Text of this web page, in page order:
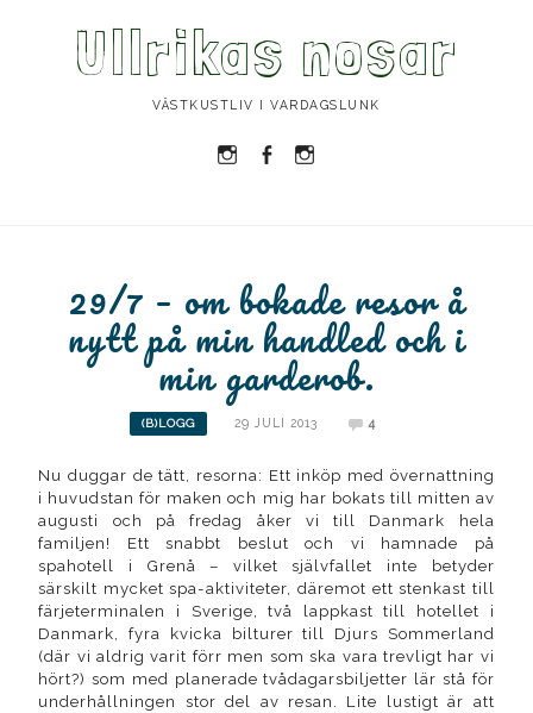
Ullrikas nosar
VÄSTKUSTLIV I VARDAGSLUNK
Instagram
Facebook
29/7 – om bokade resor å
nytt på min handled och i
min garderob.
(B)LOGG 29 JULI 2013 4
Nu duggar de tätt, resorna: Ett inköp med övernattning
i huvudstan för maken och mig har bokats till mitten av
augusti och på fredag åker vi till Danmark hela
familjen! Ett snabbt beslut och vi hamnade på
spahotell i Grenå – vilket självfallet inte betyder
särskilt mycket spa-aktiviteter, däremot ett stenkast till
färjeterminalen i Sverige, två lappkast till hotellet i
Danmark, fyra kvicka bilturer till Djurs Sommerland
(där vi aldrig varit förr men som ska vara trevligt har vi
hört?) som med planerade tvådagarsbiljetter lär stå för
underhållningen stor del av resan. Lite lustigt är att